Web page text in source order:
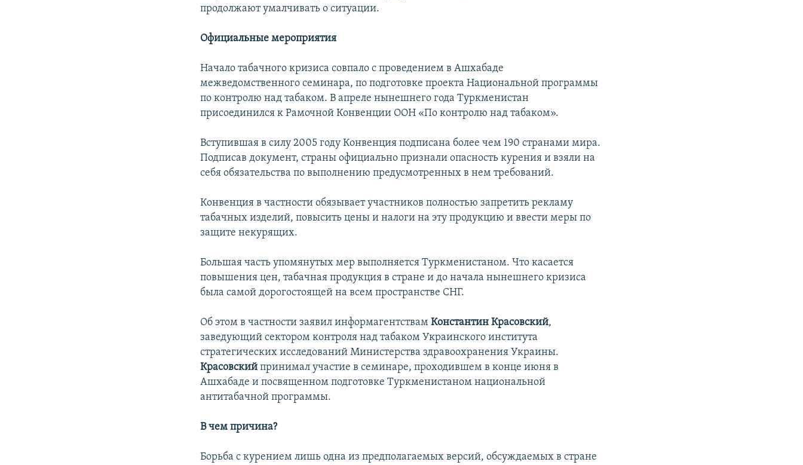
продолжают умалчивать о ситуации.
Официальные мероприятия
Начало табачного кризиса совпало с проведением в Ашхабаде
межведомственного семинара, по подготовке проекта Национальной программы
по контролю над табаком. В апреле нынешнего года Туркменистан
присоединился к Рамочной Конвенции ООН «По контролю над табаком».
Вступившая в силу 2005 году Конвенция подписана более чем 190 странами мира.
Подписав документ, страны официально признали опасность курения и взяли на
себя обязательства по выполнению предусмотренных в нем требований.
Конвенция в частности обязывает участников полностью запретить рекламу
табачных изделий, повысить цены и налоги на эту продукцию и ввести меры по
защите некурящих.
Большая часть упомянутых мер выполняется Туркменистаном. Что касается
повышения цен, табачная продукция в стране и до начала нынешнего кризиса
была самой дорогостоящей на всем пространстве СНГ.
Об этом в частности заявил информагентствамКонстантин Красовский,
заведующий сектором контроля над табаком Украинского института
стратегических исследований Министерства здравоохранения Украины.
Красовскийпринимал участие в семинаре, проходившем в конце июня в
Ашхабаде и посвященном подготовке Туркменистаном национальной
антитабачной программы.
В чем причина?
Борьба с курением лишь одна из предполагаемых версий, обсуждаемых в стране